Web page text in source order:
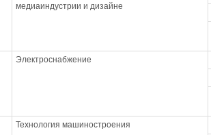
медиаиндустрии и дизайне
Электроснабжение
Технология машиностроения